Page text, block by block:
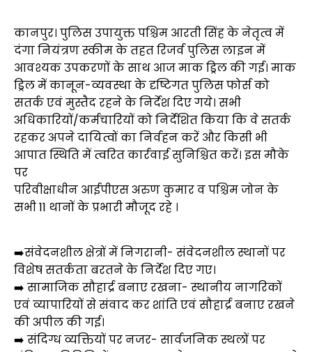
कानपुर। पुलिस उपायुक्त पश्चिम आरती सिंह के नेतृत्व में
दंगा नियंत्रण स्कीम के तहत रिजर्व पुलिस लाइन में
आवश्यक उपकरणों के साथ आज माक ड्रिल की गई। माक
ड्रिल में कानून-व्यवस्था के दृष्टिगत पुलिस फोर्स को
सतर्क एवं मुस्तैद रहने के निर्देश दिए गये। सभी
अधिकारियों/कर्मचारियों को निर्देशित किया कि वे सतर्क
रहकर अपने दायित्वों का निर्वहन करें और किसी भी
आपात स्थिति में त्वरित कार्रवाई सुनिश्चित करें। इस मौके
पर
परिवीक्षाधीन आईपीएस अरुण कुमार व पश्चिम जोन के
सभी 11 थानों के प्रभारी मौजूद रहे ।
➡️संवेदनशील क्षेत्रों में निगरानी- संवेदनशील स्थानों पर
विशेष सतर्कता बरतने के निर्देश दिए गए।
➡️ ⁠सामाजिक सौहार्द्र बनाए रखना- स्थानीय नागरिकों
एवं व्यापारियों से संवाद कर शांति एवं सौहार्द्र बनाए रखने
की अपील की गई।
➡️ ⁠संदिग्ध व्यक्तियों पर नजर- सार्वजनिक स्थलों पर